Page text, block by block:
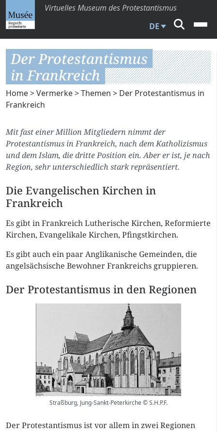
Virtuelles Museum des Protestantismus
DE
Der Protestantismus
in Frankreich
Home>Vermerke>Themen > Der Protestantismus in
Frankreich
Mit fast einer Million Mitgliedern nimmt der
Protestantismus in Frankreich, nach dem Katholizismus
und dem Islam, die dritte Position ein. Aber er ist, je nach
Region, sehr unterschiedlich stark repräsentiert.
Die Evangelischen Kirchen in
Frankreich
Es gibt in Frankreich Lutherische Kirchen, Reformierte
Kirchen, Evangelikale Kirchen, Pfingstkirchen.
Es gibt auch ein paar Anglikanische Gemeinden, die
angelsächsische Bewohner Frankreichs gruppieren.
Der Protestantismus in den Regionen
Straßburg, Jung-Sankt-Peterkirche © S.H.P.F.
Der Protestantismus ist vor allem in zwei Regionen